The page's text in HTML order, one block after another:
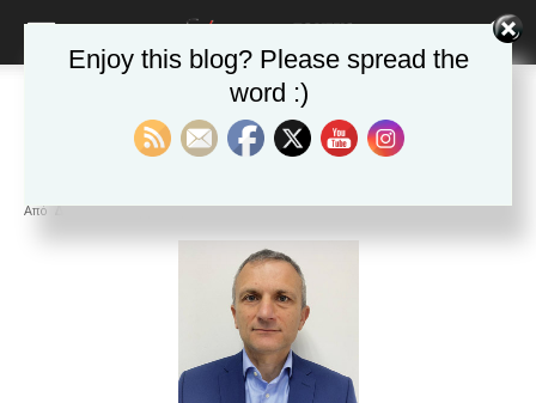
Άρθρα
Άρθρα Δημοφιλή άρθρα
Οι θαλασσιές οι χάντρες
Από Δ&Π - 23 Φεβρουαρίου 2022
Enjoy this blog? Please spread the
word :)